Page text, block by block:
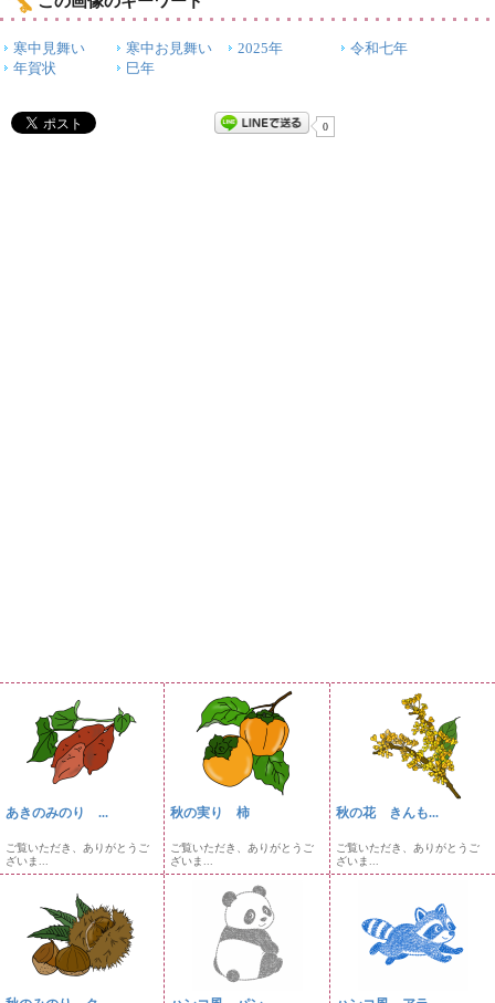
寒中見舞い 寒中お見舞い 2025年
令和七年
年賀状
巳年
0
あきのみのり ...
ご覧いただき、ありがとうご
ざいま...
秋の実り 柿
ご覧いただき、ありがとうご
ざいま...
秋の花 きんも...
ご覧いただき、ありがとうご
ざいま...